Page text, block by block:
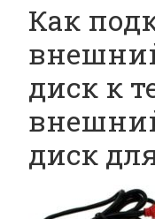
Как
диск к
диск